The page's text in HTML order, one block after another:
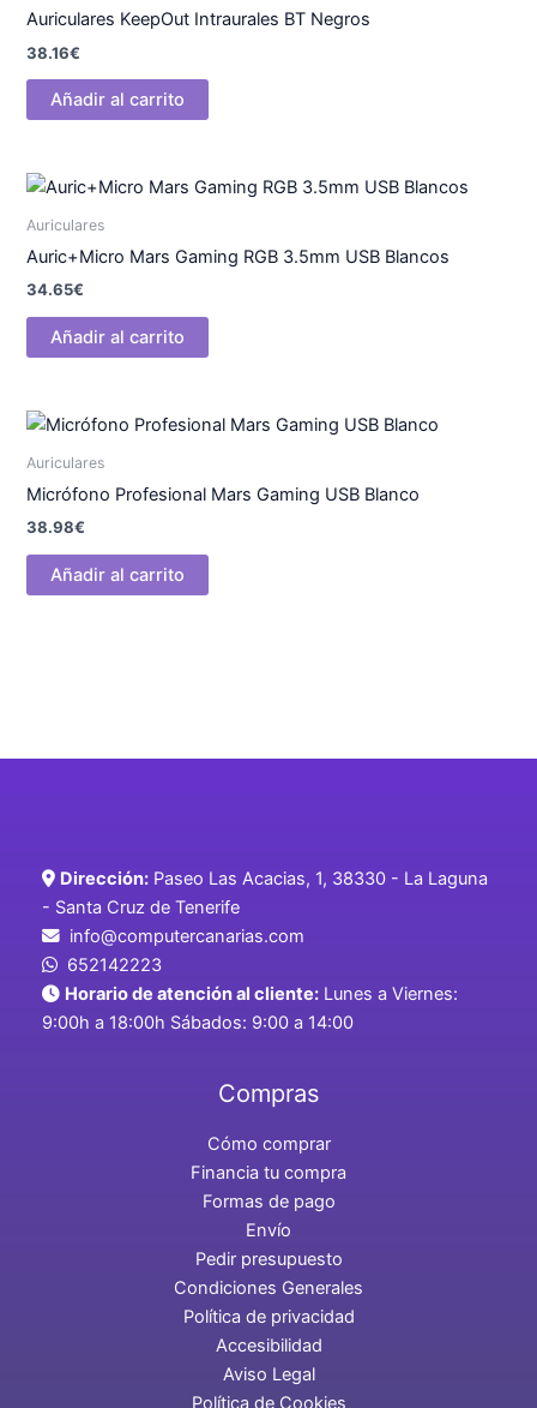
Auriculares KeepOut Intraurales BT Negros
38.16€
Añadir al carrito
Auriculares
Auric+Micro Mars Gaming RGB 3.5mm USB Blancos
34.65€
Añadir al carrito
Auriculares
Micrófono Profesional Mars Gaming USB Blanco
38.98€
Añadir al carrito
Dirección: Paseo Las Acacias, 1, 38330 - La Laguna
- Santa Cruz de Tenerife
info@computercanarias.com
652142223
Horario de atención al cliente: Lunes a Viernes:
9:00h a 18:00h Sábados: 9:00 a 14:00
Compras
Cómo comprar
Financia tu compra
Formas de pago
Envío
Pedir presupuesto
Condiciones Generales
Política de privacidad
Accesibilidad
Aviso Legal
Política de Cookies